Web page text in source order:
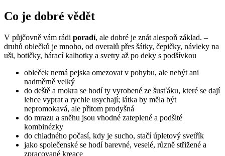
Co je dobré vědět
V půjčovně vám rádi poradí, ale dobré je znát alespoň základ. –
druhů oblečků je mnoho, od overalů přes šátky, čepičky, návleky na
uši, botičky, hárací kalhotky a svetry až po deky s podšívkou
obleček nemá pejska omezovat v pohybu, ale nebýt ani
nadměrně velký
do deště a mokra se hodí ty vyrobené ze šusťáku, které se dají
lehce vyprat a rychle usychají; látka by měla být
nepromokavá, ale přitom prodyšná
do mrazu a sněhu jsou vhodné zateplené a podšité
kombinézky
do chladného počasí, kdy je sucho, stačí úpletový svetřík
jako společenské se hodí barevné, veselé, různě střižené a
zpracované kreace